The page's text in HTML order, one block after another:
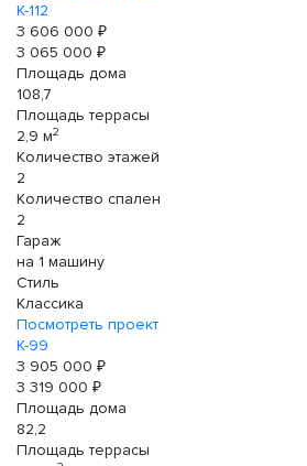
К-112
3 606 000 ₽
3 065 000 ₽
Площадь дома
108,7
Площадь террасы
2,9 м2
Количество этажей
2
Количество спален
2
Гараж
на 1 машину
Стиль
Классика
Посмотреть проект
К-99
3 905 000 ₽
3 319 000 ₽
Площадь дома
82,2
Площадь террасы